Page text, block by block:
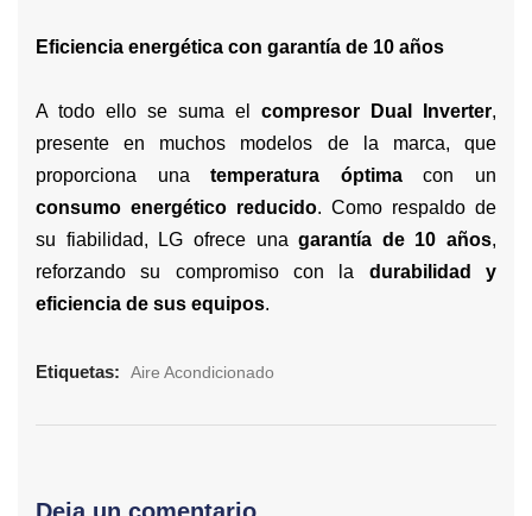
Eficiencia energética con garantía de 10 años
A todo ello se suma el compresor Dual Inverter,
presente en muchos modelos de la marca, que
proporciona unatemperatura óptimacon un
consumo energético reducido. Como respaldo de
su fiabilidad, LG ofrece unagarantía de 10 años,
reforzando su compromiso con la durabilidad y
eficiencia de sus equipos.
Etiquetas: Aire Acondicionado